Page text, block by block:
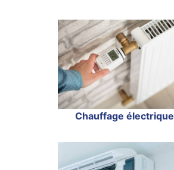
Chauffage électrique